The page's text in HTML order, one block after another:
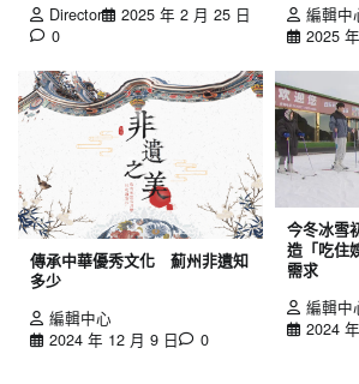
Director
2025 年 2 月 25 日
0
編輯中
2025
傳承中華優秀文化 薊州非遺知
多少
編輯中心
2024 年 12 月 9 日
0
今冬冰雪
造「吃住
需求
編輯中
2024